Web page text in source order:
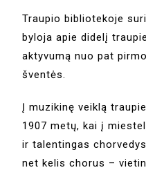
Traupio bibliotekoje
byloja apie didelį
aktyvumą nuo pat
šventės.
Į muzikinę veiklą
1907 metų, kai į
ir talentingas
net kelis chorus –